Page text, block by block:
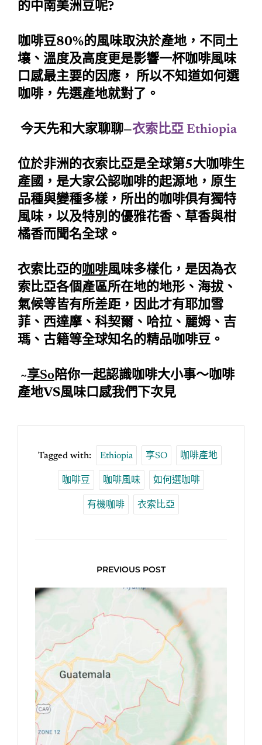
的中南美洲豆呢?
咖啡豆80%的風味取決於產地，不同土
壤、溫度及高度更是影響一杯咖啡風味
口感最主要的因應， 所以不知道如何選
咖啡，先選產地就對了。
今天先和大家聊聊—衣索比亞 Ethiopia
位於非洲的衣索比亞是全球第5大咖啡生
產國，是大家公認咖啡的起源地，原生
品種與變種多樣，所出的咖啡俱有獨特
風味，以及特別的優雅花香、草香與柑
橘香而聞名全球。
衣索比亞的咖啡風味多樣化，是因為衣
索比亞各個產區所在地的地形、海拔、
氣候等皆有所差距，因此才有耶加雪
菲、西達摩、科契爾、哈拉、麗姆、吉
瑪、古籍等全球知名的精品咖啡豆。
~享So陪你一起認識咖啡大小事～咖啡
產地VS風味口感我們下次見
Tagged with: Ethiopia 享SO 咖啡產地
咖啡豆 咖啡風味 如何選咖啡
有機咖啡 衣索比亞
PREVIOUS POST